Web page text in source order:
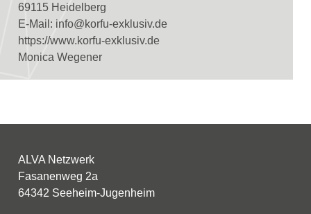
69115 Heidelberg
E-Mail: info@korfu-exklusiv.de
https://www.korfu-exklusiv.de
Monica Wegener
ALVA Netzwerk
Fasanenweg 2a
64342 Seeheim-Jugenheim